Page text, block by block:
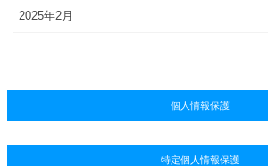
2025年2月
個人情報保護
特定個人情報保護